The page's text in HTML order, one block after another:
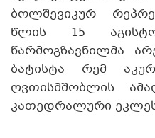
ბოლშევიკურ
წლის 15
წარმოგზავნილმა
ბატისტა რემ
ღვთისმშობლის
კათედრალური